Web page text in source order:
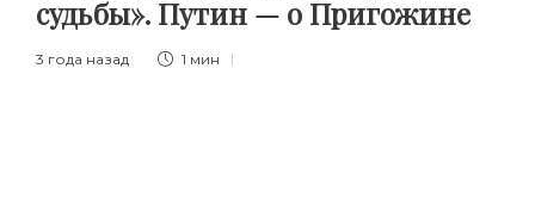
судьбы». Путин — о Пригожине
3 года назад 1 мин